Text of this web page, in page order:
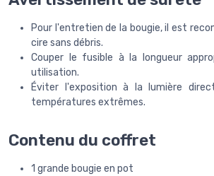
Pour l'entretien de la bougie, il est
cire sans débris.
Couper le fusible à la longueur
utilisation.
Éviter l'exposition à la lumière
températures extrêmes.
Contenu du coffret
1 grande bougie en pot